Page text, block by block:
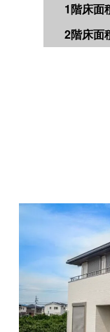
1階床面
2階床面